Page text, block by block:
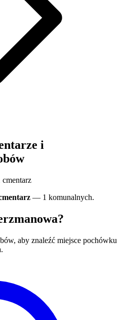
i
— 1 komunalnych.
aby znaleźć miejsce pochówku